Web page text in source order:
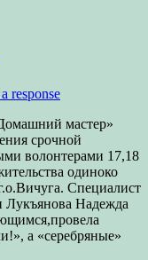
response
мастер»
срочной
волонтерами 17,18
одиноко
Специалист
Лукъянова Надежда
а «серебряные»